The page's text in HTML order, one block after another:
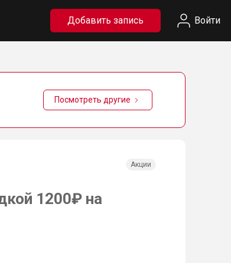
Добавить запись Войти
Посмотреть другие
Акции
1200₽ на